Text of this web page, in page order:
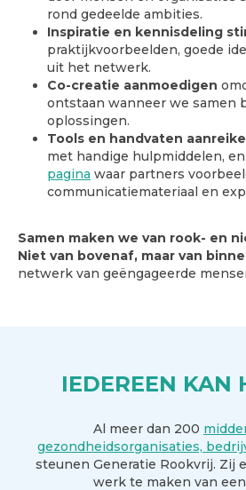
rond gedeelde ambities.
Inspiratie en kennisdeling
praktijkvoorbeelden, goede
uit het netwerk.
Co-creatie aanmoedigen
ontstaan wanneer we samen
oplossingen.
Tools en handvaten
met handige hulpmiddelen, en
pagina waar partners
communicatiemateriaal en
Samen maken we van rook- en
Niet van bovenaf, maar van
netwerk van geëngageerde
IEDEREEN KAN
Al meer dan 200
gezondheidsorganisaties,
steunen Generatie Rookvrij. Zij
werk te maken van